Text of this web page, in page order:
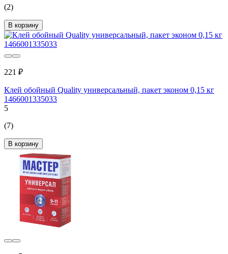
(2)
В корзину
221 ₽
Клей обойный Quality универсальный, пакет эконом 0,15 кг
1466001335033
5
(7)
В корзину